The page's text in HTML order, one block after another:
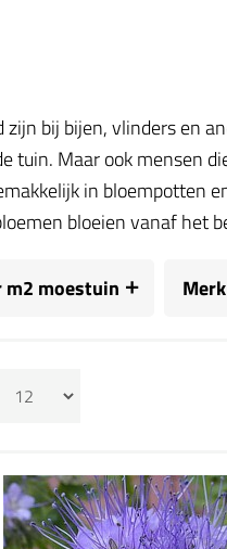
bij bijen, vlinders en
tuin. Maar ook mensen
in bloempotten
bloeien vanaf het
m2 moestuin Merk